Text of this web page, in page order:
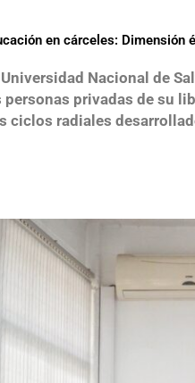
en cárceles:
Universidad Nacional de
personas privadas de su
ciclos radiales